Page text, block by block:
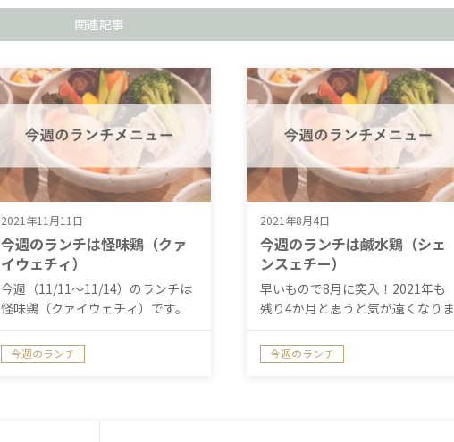
関連記事
2021年11月11日
今週のランチは怪味鶏（クァ
イウェチィ）
今週（11/11～11/14）のランチは
怪味鶏（クァイウェチィ）です。
今週のランチ
2021年8月4日
今週のランチは鹹水鶏（シェ
ンスェチー）
早いもので8月に突入！2021年も
残り4か月と思うと気が遠くなりま
今週のランチ